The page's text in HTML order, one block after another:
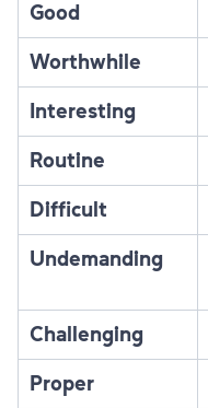
Good
Worthwhile
Interesting
Routine
Difficult
Undemanding
Challenging
Proper